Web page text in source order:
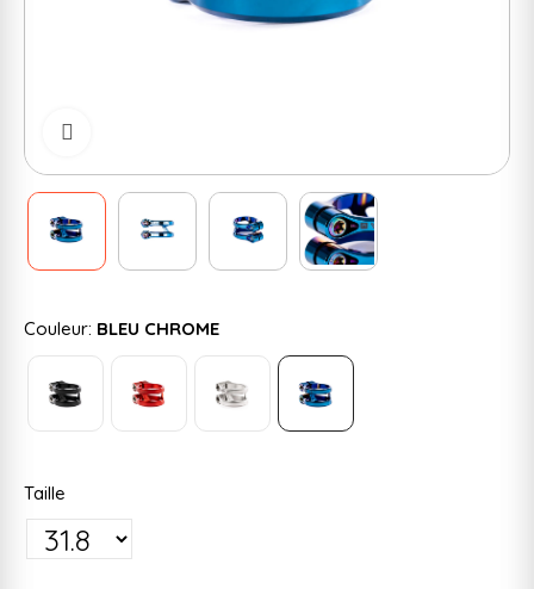
Couleur: BLEU CHROME
Taille